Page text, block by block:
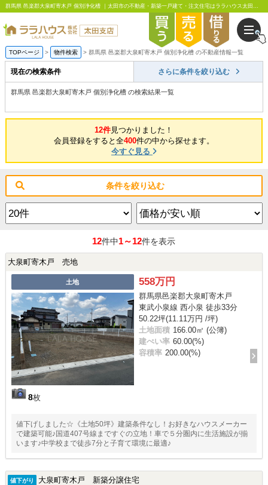
群馬県 邑楽郡大泉町寄木戸 個別浄化槽 ｜太田市の不動産・新築一戸建て・注文住宅はララハウス太田支店
TOPページ 物件検索 群馬県 邑楽郡大泉町寄木戸 個別浄化槽 の不動産情報一覧
現在の検索条件 さらに条件を絞り込む
群馬県 邑楽郡大泉町寄木戸 個別浄化槽 の検索結果一覧
12件見つかりました！
会員登録をすると全400件の中から探せます。
今すぐ見る
条件を絞り込む
12件中1～12件を表示
大泉町寄木戸 売地
土地
8枚
558万円
群馬県邑楽郡大泉町寄木戸
東武小泉線 西小泉 徒歩33分
50.22坪(11.11万円 /坪)
土地面積 166.00㎡ (公簿)
建ぺい率 60.00(%)
容積率 200.00(%)
値下げしました☆《土地50坪》建築条件なし！お好きなハウスメーカー
で建築可能♪国道407号線まですぐの立地！車で５分圏内に生活施設が揃
います♪中学校まで徒歩7分と子育て環境に最適♪
値下がり 大泉町寄木戸 新築分譲住宅